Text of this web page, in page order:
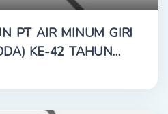
PT AIR MINUM GIRI
KE-42 TAHUN